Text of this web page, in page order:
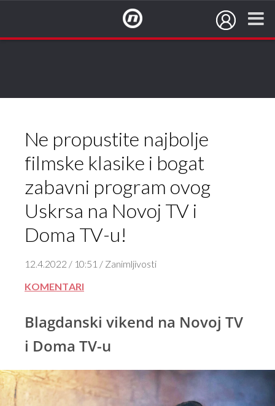
Ne propustite najbolje
filmske klasike i bogat
zabavni program ovog
Uskrsa na Novoj TV i
Doma TV-u!
12.4.2022 / 10:51 / Zanimljivosti
KOMENTARI
Blagdanski vikend na Novoj TV
i Doma TV-u